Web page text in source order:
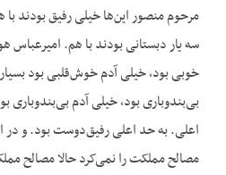
مرحوم منصور این‌ها خیلی رفیق بودند
سه یار دبستانی بودند با هم. امیرعباس
خوبی بود، خیلی آدم خوش‌قلبی بود
بی‌بندوباری بود، خیلی آدم
اعلی. به حد اعلی رفیق‌دوست بود. و در
مصالح مملکت را نمی‌کرد حالا مصالح